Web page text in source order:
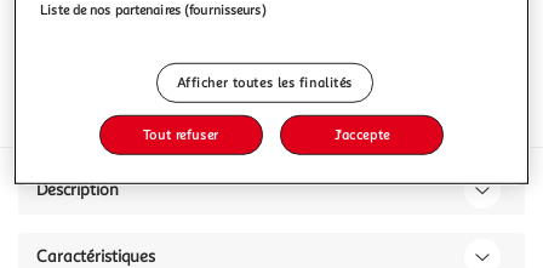
Eurofeuille - Bio européen
AB Agriculture biologique
Description
Caractéristiques
Liste de nos partenaires (fournisseurs)
Afficher toutes les finalités
Tout refuser J'accepte